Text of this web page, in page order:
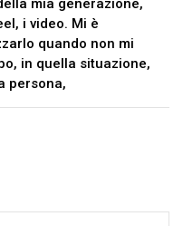
mia generazione,
i video. Mi è
quando non mi
in quella situazione,
persona,